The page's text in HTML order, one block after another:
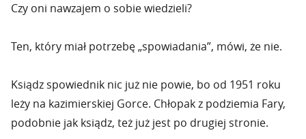
Czy oni nawzajem o sobie wiedzieli?
Ten, który miał potrzebę „spowiadania”, mówi, że nie.
Ksiądz spowiednik nic już nie powie, bo od 1951 roku
leży na kazimierskiej Gorce. Chłopak z podziemia Fary,
podobnie jak ksiądz, też już jest po drugiej stronie.